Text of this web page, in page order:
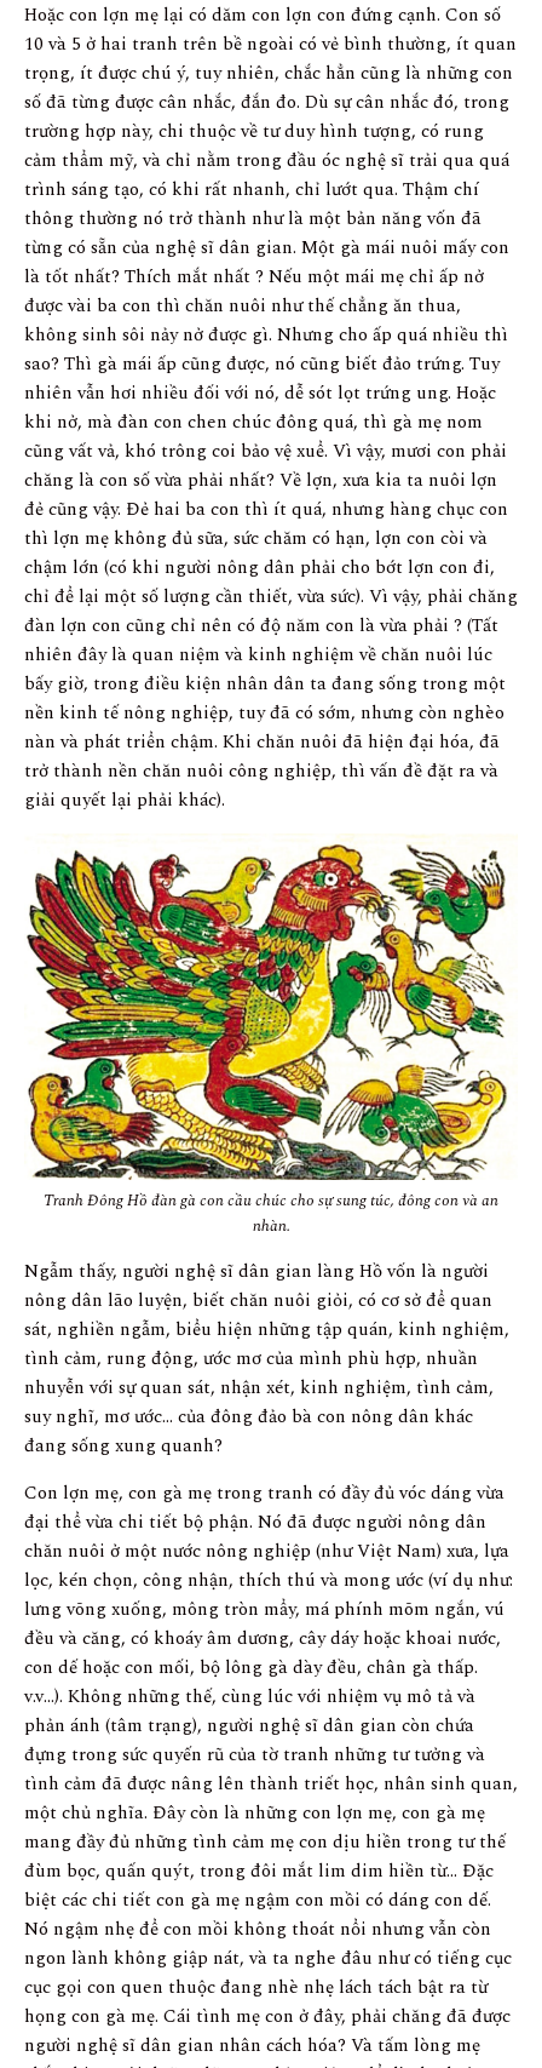
Hoặc con lợn mẹ lại có dăm con lợn con đứng cạnh. Con số
10 và 5 ở hai tranh trên bề ngoài có vẻ bình thường, ít quan
trọng, ít được chú ý, tuy nhiên, chắc hẳn cũng là những con
số đã từng được cân nhắc, đắn đo. Dù sự cân nhắc đó, trong
trường hợp này, chi thuộc về tư duy hình tượng, có rung
cảm thẩm mỹ, và chỉ nằm trong đầu óc nghệ sĩ trải qua quá
trình sáng tạo, có khi rất nhanh, chỉ lướt qua. Thậm chí
thông thường nó trở thành như là một bản năng vốn đã
từng có sẵn của nghệ sĩ dân gian. Một gà mái nuôi mấy con
là tốt nhất? Thích mắt nhất ? Nếu một mái mẹ chỉ ấp nở
được vài ba con thì chăn nuôi như thế chẳng ăn thua,
không sinh sôi nảy nở được gì. Nhưng cho ấp quá nhiều thì
sao? Thì gà mái ấp cũng được, nó cũng biết đảo trứng. Tuy
nhiên vẫn hơi nhiều đối với nó, dễ sót lọt trứng ung. Hoặc
khi nở, mà đàn con chen chúc đông quá, thì gà mẹ nom
cũng vất vả, khó trông coi bảo vệ xuể. Vì vậy, mươi con phải
chăng là con số vừa phải nhất? Về lợn, xưa kia ta nuôi lợn
đẻ cũng vậy. Đẻ hai ba con thì ít quá, nhưng hàng chục con
thì lợn mẹ không đủ sữa, sức chăm có hạn, lợn con còi và
chậm lớn (có khi người nông dân phải cho bớt lợn con đi,
chỉ để lại một số lượng cần thiết, vừa sức). Vì vậy, phải chăng
đàn lợn con cũng chỉ nên có độ năm con là vừa phải ? (Tất
nhiên đây là quan niệm và kinh nghiệm về chăn nuôi lúc
bấy giờ, trong điều kiện nhân dân ta đang sống trong một
nền kinh tế nông nghiệp, tuy đã có sớm, nhưng còn nghèo
nàn và phát triển chậm. Khi chăn nuôi đã hiện đại hóa, đã
trở thành nền chăn nuôi công nghiệp, thì vấn đề đặt ra và
giải quyết lại phải khác).
Tranh Đông Hồ đàn gà con cầu chúc cho sự sung túc, đông con và an
nhàn.
Ngẫm thấy, người nghệ sĩ dân gian làng Hồ vốn là người
nông dân lão luyện, biết chăn nuôi giỏi, có cơ sở để quan
sát, nghiền ngẫm, biểu hiện những tập quán, kinh nghiệm,
tình cảm, rung động, ước mơ của mình phù hợp, nhuần
nhuyễn với sự quan sát, nhận xét, kinh nghiệm, tình cảm,
suy nghĩ, mơ ước… của đông đảo bà con nông dân khác
đang sống xung quanh?
Con lợn mẹ, con gà mẹ trong tranh có đầy đủ vóc dáng vừa
đại thể vừa chi tiết bộ phận. Nó đã được người nông dân
chăn nuôi ở một nước nông nghiệp (như Việt Nam) xưa, lựa
lọc, kén chọn, công nhận, thích thú và mong ước (ví dụ như:
lưng võng xuống, mông tròn mẩy, má phính mõm ngắn, vú
đều và căng, có khoáy âm dương, cây dáy hoặc khoai nước,
con dế hoặc con mối, bộ lông gà dày đều, chân gà thấp.
v.v…). Không những thế, cùng lúc với nhiệm vụ mô tả và
phản ánh (tâm trạng), người nghệ sĩ dân gian còn chứa
đựng trong sức quyến rũ của tờ tranh những tư tưởng và
tình cảm đã được nâng lên thành triết học, nhân sinh quan,
một chủ nghĩa. Đây còn là những con lợn mẹ, con gà mẹ
mang đầy đủ những tình cảm mẹ con dịu hiền trong tư thế
đùm bọc, quấn quýt, trong đôi mắt lim dim hiền từ… Đặc
biệt các chi tiết con gà mẹ ngậm con mồi có dáng con dế.
Nó ngậm nhẹ để con mồi không thoát nổi nhưng vẫn còn
ngon lành không giập nát, và ta nghe đâu như có tiếng cục
cục gọi con quen thuộc đang nhè nhẹ lách tách bật ra từ
họng con gà mẹ. Cái tình mẹ con ở đây, phải chăng đã được
người nghệ sĩ dân gian nhân cách hóa? Và tấm lòng mẹ